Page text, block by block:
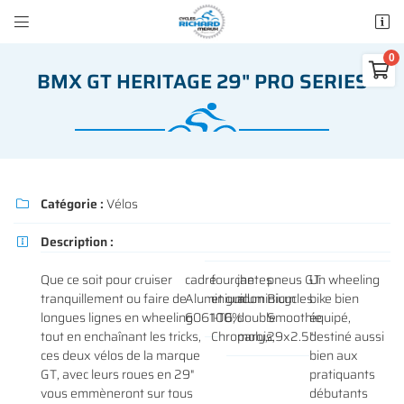
 
01 64 34 07 57

Il n'y a aucun produit dans votre panier
Voir notre sélection
Adresse email de réception
Recopier le code ci-contre
Rafraîchir le captcha
BMX GT HERITAGE 29" PRO SERIES
 Catégorie :Vélos

Description :
Que ce soit pour cruiser
tranquillement ou faire de
longues lignes en wheeling
tout en enchaînant les tricks,
ces deux vélos de la marque
GT, avec leurs roues en 29"
vous emmèneront sur tous
cadre
Aluminium
6061-T6,
fourche
et guidon
100%
Chromoly,
jantes
aluminium
double
parois,
pneus GT
Bicycles
Smoothie
29x2.5"
Un wheeling
bike bien
équipé,
destiné aussi
bien aux
pratiquants
débutants